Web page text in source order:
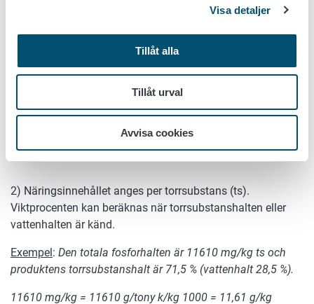
Visa detaljer
Tillåt alla
Tillåt urval
Avvisa cookies
1) Näringsinnehållet anges per färskvikt, t.ex. i kg/ton eller
g/kg.
Den totala fosforhalten (PKOK) är 8,3 kg/ton
Den totala fosforhalten = 8,3 kg/ton / 10 = 0,83 kg/100 kg =
2) Näringsinnehållet anges per torrsubstans (ts).
Viktprocenten kan beräknas när torrsubstanshalten eller
vattenhalten är känd.
Exempel: Den totala fosforhalten är 11610 mg/kg ts och
produktens torrsubstanshalt är 71,5 % (vattenhalt 28,5 %).
11610 mg/kg = 11610 g/tony k/kg 1000 = 11,61 g/kg